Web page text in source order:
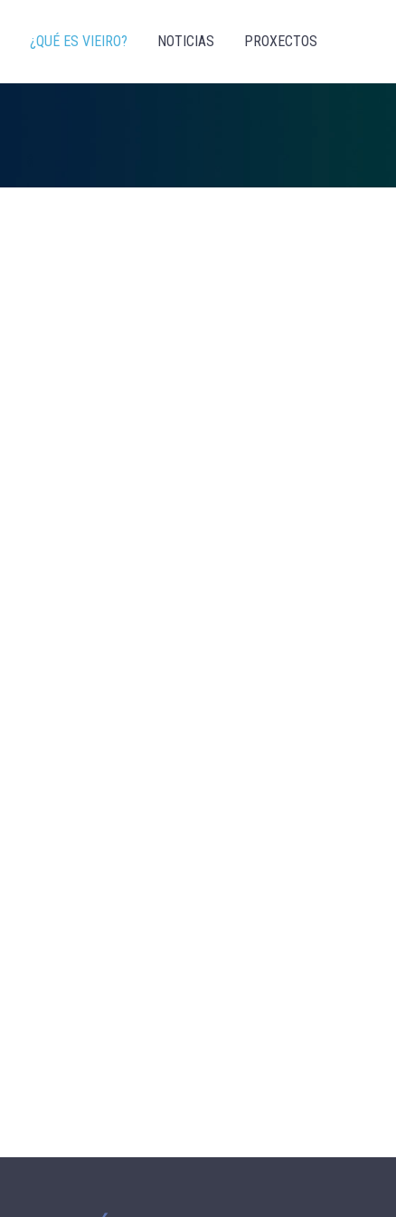
¿QUÉ ES VIEIRO? NOTICIAS PROXECTOS